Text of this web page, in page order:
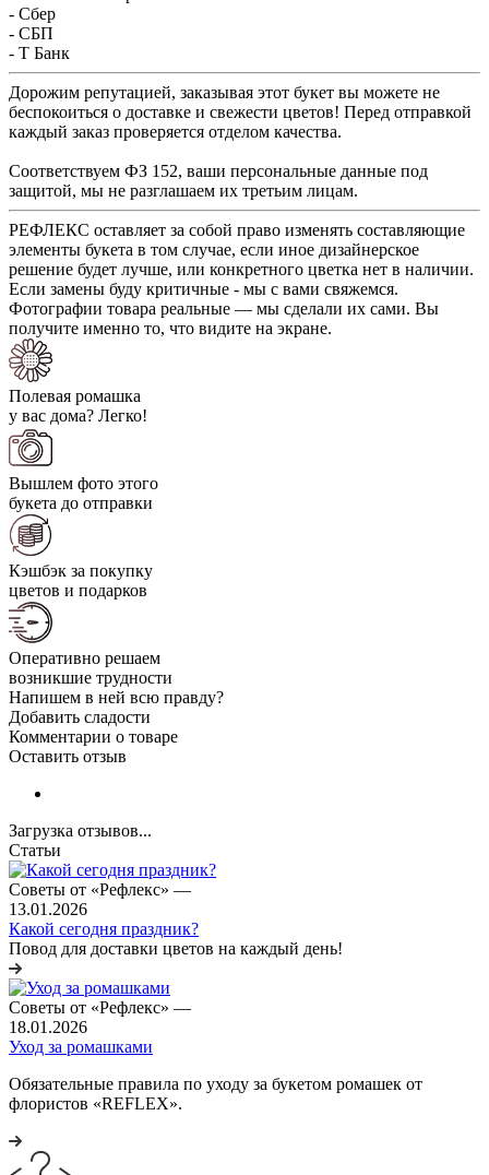
- Сбер
- СБП
- Т Банк
Дорожим репутацией, заказывая этот букет вы можете не
беспокоиться о доставке и свежести цветов! Перед отправкой
каждый заказ проверяется отделом качества.
Соответствуем ФЗ 152, ваши персональные данные под
защитой, мы не разглашаем их третьим лицам.
РЕФЛЕКС оставляет за собой право изменять составляющие
элементы букета в том случае, если иное дизайнерское
решение будет лучше, или конкретного цветка нет в наличии.
Если замены буду критичные - мы с вами свяжемся.
Фотографии товара реальные — мы сделали их сами. Вы
получите именно то, что видите на экране.
Полевая ромашка
у вас дома? Легко!
Вышлем фото этого
букета до отправки
Кэшбэк за покупку
цветов и подарков
Оперативно решаем
возникшие трудности
Напишем в ней всю правду?
Добавить сладости
Комментарии о товаре
Оставить отзыв
Загрузка отзывов...
Статьи
Советы от «Рефлекс» —
13.01.2026
Какой сегодня праздник?
Повод для доставки цветов на каждый день!
Советы от «Рефлекс» —
18.01.2026
Уход за ромашками
Обязательные правила по уходу за букетом ромашек от
флористов «REFLEX».